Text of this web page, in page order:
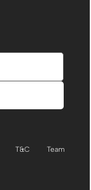
T&C
Team